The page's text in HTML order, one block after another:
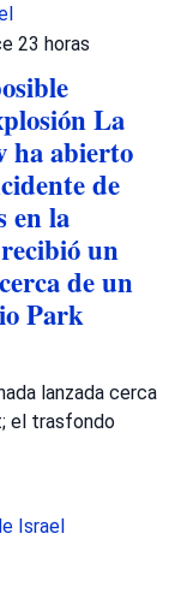
23 horas
La
ha abierto
de
en la
un
de un
Park
lanzada cerca
el trasfondo
Israel